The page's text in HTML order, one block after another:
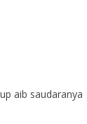
aib saudaranya